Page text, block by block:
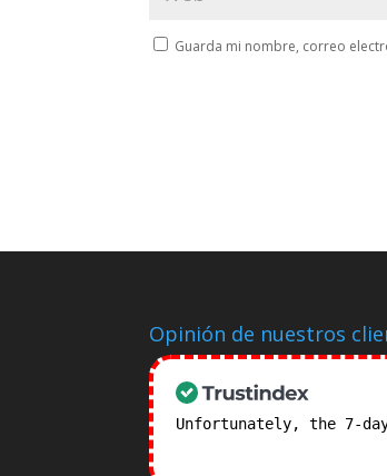
Guarda mi nombre, correo
Opinión de nuestros
Unfortunately, the 7-